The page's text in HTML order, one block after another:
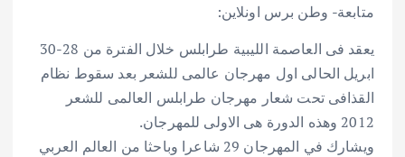
o
o
k
r
A
p
p
متابعة- وطن برس اونلاين:
يعقد فى العاصمة الليبية طرابلس خلال الفترة من 28-30
ابريل الحالى اول مهرجان عالمى للشعر بعد سقوط نظام
القذافى تحت شعار مهرجان طرابلس العالمى للشعر
2012 وهذه الدورة هى الاولى للمهرجان.
ويشارك في المهرجان 29 شاعرا وباحثا من العالم العربي